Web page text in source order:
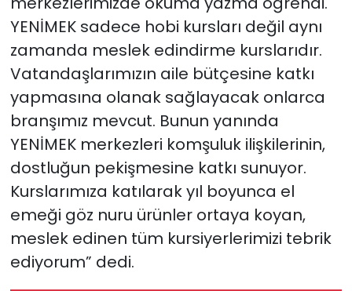
YENİMEK sadece hobi kursları değil aynı
zamanda meslek edindirme kurslarıdır.
Vatandaşlarımızın aile bütçesine katkı
yapmasına olanak sağlayacak onlarca
branşımız mevcut. Bunun yanında
YENİMEK merkezleri komşuluk ilişkilerinin,
dostluğun pekişmesine katkı sunuyor.
Kurslarımıza katılarak yıl boyunca el
emeği göz nuru ürünler ortaya koyan,
meslek edinen tüm kursiyerlerimizi tebrik
ediyorum” dedi.